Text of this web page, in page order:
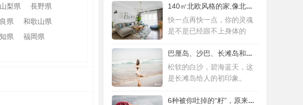
山梨県
長野県
県
和歌山県
県
福岡県
140㎡北欧风格的家,像北欧人一样去生活
快一点再快一点，你的灵魂
是不是已经跟不上身体的
巴厘岛、沙巴、长滩岛和普吉岛，哪个更值得
松软的白沙，碧海蓝天，这
是长滩岛给人的初印象。
6种被你吐掉的“籽”，原来是果蔬界的营养